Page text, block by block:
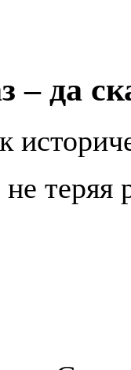
– да
теряя